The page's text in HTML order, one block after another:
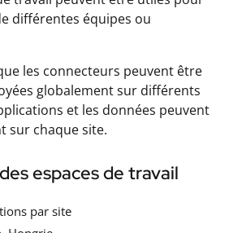
différentes équipes ou
les connecteurs peuvent être
globalement sur différents
et les données peuvent
sur chaque site.
espaces de travail
par site